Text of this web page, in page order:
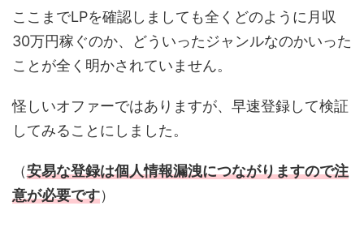
ここまでLPを確認しましても全くどのように月収
30万円稼ぐのか、どういったジャンルなのかいった
ことが全く明かされていません。
怪しいオファーではありますが、早速登録して検証
してみることにしました。
（安易な登録は個人情報漏洩につながりますので注
意が必要です）